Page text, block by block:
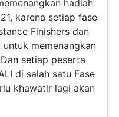
hadiah
karena setiap fase
Finishers dan
memenangkan
setiap peserta
di salah satu Fase
khawatir lagi akan